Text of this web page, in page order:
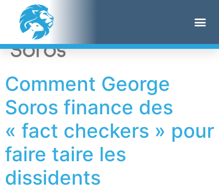
Étiquette :
George
Soros
Comment George
Soros finance des
« fact checkers » pour
faire taire les
dissidents